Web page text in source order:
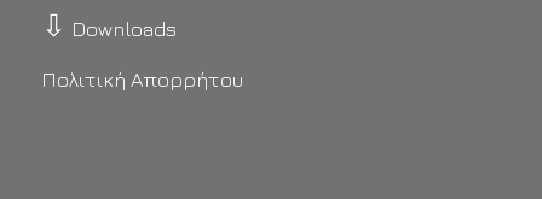
⇩ Downloads
Πολιτική Απορρήτου